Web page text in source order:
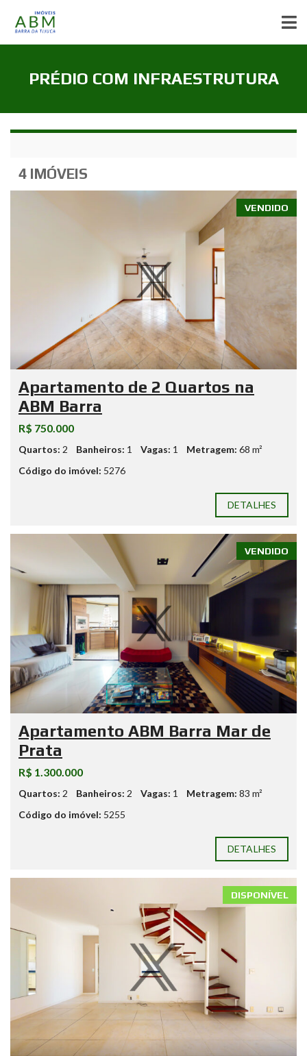
PRÉDIO COM INFRAESTRUTURA
4 IMÓVEIS
VENDIDO
Apartamento de 2 Quartos na
ABM Barra
R$ 750.000
Quartos: 2 Banheiros: 1 Vagas: 1 Metragem: 68 m²
Código do imóvel: 5276
DETALHES
VENDIDO
Apartamento ABM Barra Mar de
Prata
R$ 1.300.000
Quartos: 2 Banheiros: 2 Vagas: 1 Metragem: 83 m²
Código do imóvel: 5255
DETALHES
DISPONÍVEL